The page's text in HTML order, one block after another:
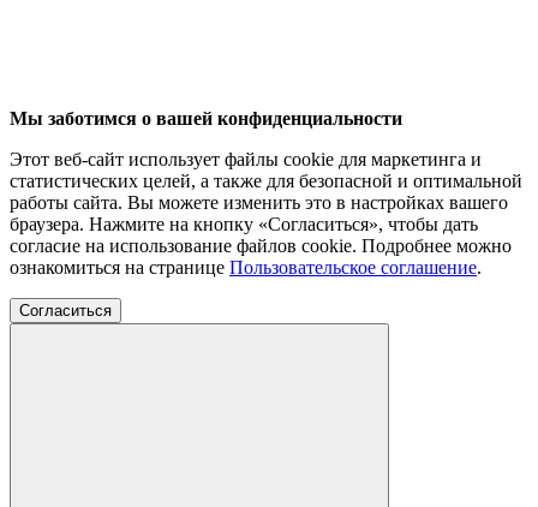
Мы заботимся о вашей конфиденциальности
Этот веб-сайт использует файлы cookie для маркетинга и
статистических целей, а также для безопасной и оптимальной
работы сайта. Вы можете изменить это в настройках вашего
браузера. Нажмите на кнопку «Согласиться», чтобы дать
согласие на использование файлов cookie. Подробнее можно
ознакомиться на странице Пользовательское соглашение.
Согласиться